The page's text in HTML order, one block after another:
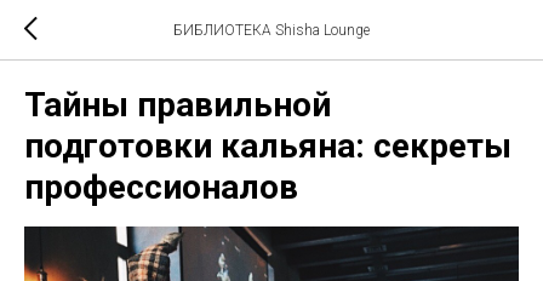
БИБЛИОТЕКА Shisha Lounge
Тайны правильной
подготовки кальяна: секреты
профессионалов